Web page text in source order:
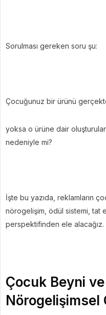
Sorulması gereken soru şu:
Çocuğunuz bir ürünü
yoksa o ürüne dair
nedeniyle mi?
İşte bu yazıda, reklamların
nörogelişim, ödül sistemi, tat
perspektifinden ele alacağız.
Çocuk Beyni
Nörogelişimsel